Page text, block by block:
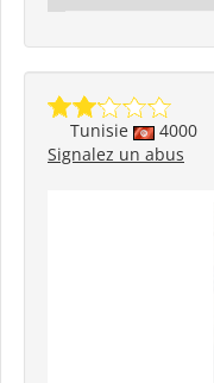
Tunisie 4000
Signalez un abus